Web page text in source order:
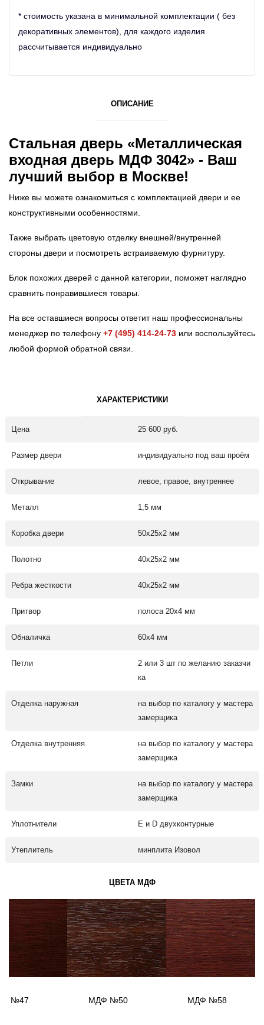
* стоимость указана в минимальной комплектации ( без
декоративных элементов), для каждого изделия
рассчитывается индивидуально
ОПИСАНИЕ
Стальная дверь «Металлическая
входная дверь МДФ 3042» - Ваш
лучший выбор в Москве!
Ниже вы можете ознакомиться с комплектацией двери и ее
конструктивными особенностями.
Также выбрать цветовую отделку внешней/внутренней
стороны двери и посмотреть встраиваемую фурнитуру.
Блок похожих дверей с данной категории, поможет наглядно
сравнить понравившиеся товары.
На все оставшиеся вопросы ответит наш профессиональны
менеджер по телефону +7 (495) 414-24-73 или воспользуйтесь
любой формой обратной связи.
ХАРАКТЕРИСТИКИ
Цена 25 600 руб.
Размер двери индивидуально под ваш проём
Открывание левое, правое, внутреннее
Металл 1,5 мм
Коробка двери 50х25х2 мм
Полотно 40х25х2 мм
Ребра жесткости 40х25х2 мм
Притвор полоса 20х4 мм
Обналичка 60х4 мм
Петли
2 или 3 шт по желанию заказчи
ка
Отделка наружная
на выбор по каталогу у мастера
замерщика
Отделка внутренняя
на выбор по каталогу у мастера
замерщика
Замки
на выбор по каталогу у мастера
замерщика
Уплотнители Е и D двухконтурные
Утеплитель минплита Изовол
ЦВЕТА МДФ
№47 МДФ №50 МДФ №58